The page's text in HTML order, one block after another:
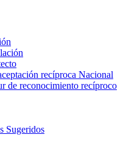
recíproca Nacional
de reconocimiento recíproco
Sugeridos